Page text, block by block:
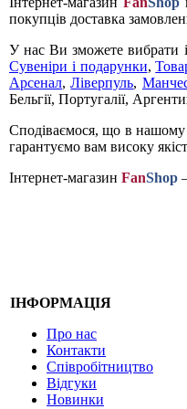
покупців доставка
У нас Ви зможете вибрати
Сувеніри і подарунки,
Арсенал,Ліверпуль,
Бельгії, Португалії,
Сподіваємося, що в нашому
гарантуємо вам високу
Інтернет-магазин FanShop
ІНФОРМАЦІЯ
Про нас
Контакти
Співробітництво
Відгуки
Новинки